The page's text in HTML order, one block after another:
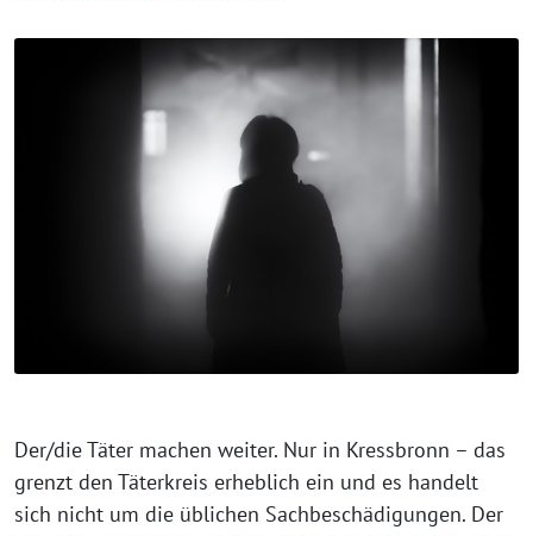
Der/die Täter machen wei­ter. Nur in Kressbronn – das
grenzt den Täterkreis erheb­lich ein und es han­delt
sich nicht um die übli­chen Sachbeschädigungen. Der